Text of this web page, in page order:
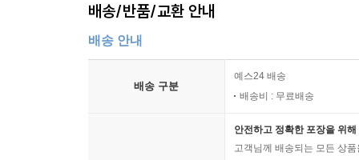
배송/반품/교환 안내
배송 안내
배송 구분
예스24 배송
배송비 : 무료배송
안전하고 정확한 포장을 위
고객님께 배송되는 모든 상